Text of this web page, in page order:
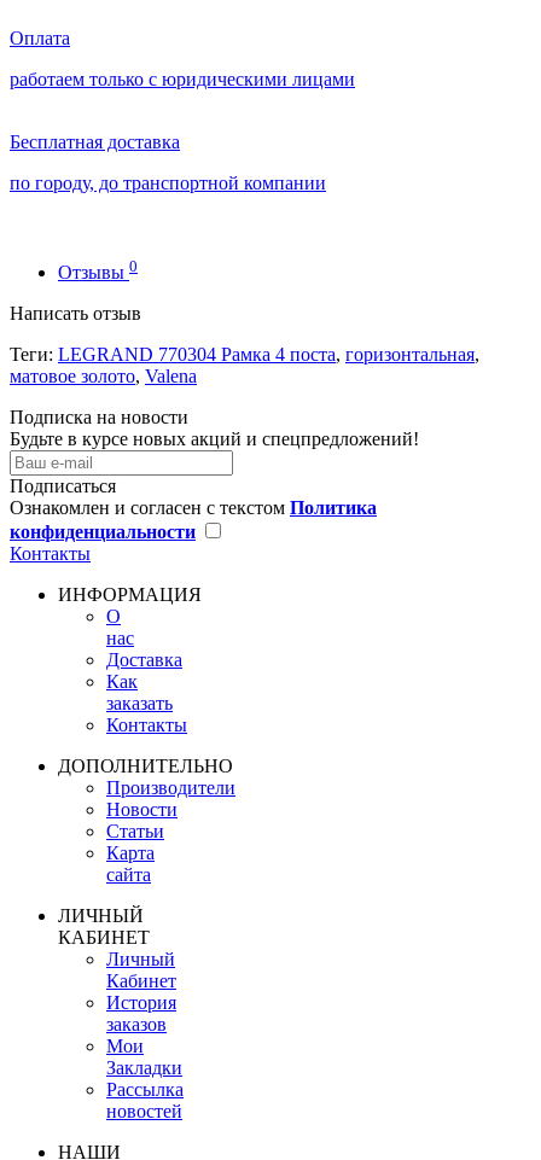
Оплата
работаем только с юридическими лицами
Бесплатная доставка
по городу, до транспортной компании
Отзывы 0
Написать отзыв
Теги: LEGRAND 770304 Рамка 4 поста, горизонтальная,
матовое золото, Valena
Подписка на новости
Будьте в курсе новых акций и спецпредложений!
Подписаться
Ознакомлен и согласен с текстом Политика
конфиденциальности
Контакты
ИНФОРМАЦИЯ
О
нас
Доставка
Как
заказать
Контакты
ДОПОЛНИТЕЛЬНО
Производители
Новости
Статьи
Карта
сайта
ЛИЧНЫЙ
КАБИНЕТ
Личный
Кабинет
История
заказов
Мои
Закладки
Рассылка
новостей
НАШИ